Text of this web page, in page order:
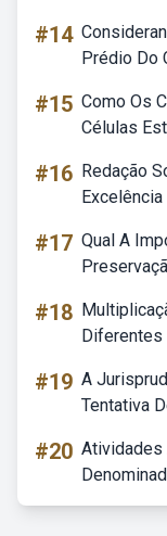
#14
Prédio Do
#15 Como Os
Células
#16 Redação
#17 Qual A
#18
Diferentes
#19 A
Tentativa
#20 Atividades